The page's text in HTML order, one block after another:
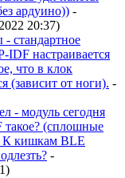
ардуино)) -
20:37)
стандартное
настраивается
что в клок
(зависит от ноги). -
- модуль сегодня
(сплошные
К кишкам BLE
-
)